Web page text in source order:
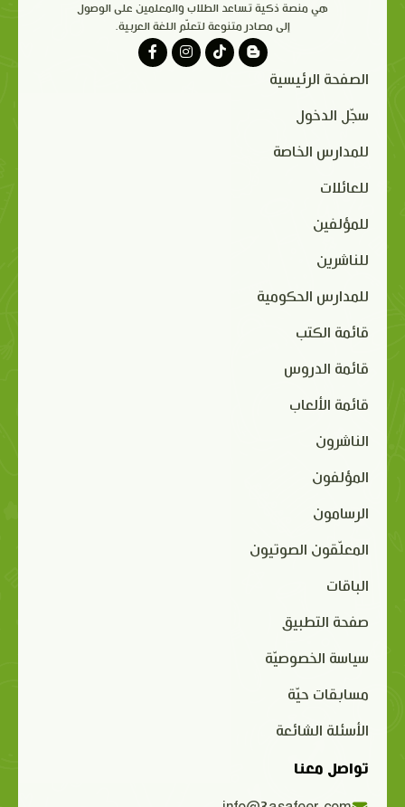
هي منصة ذكية تساعد الطلاب والمعلمين على الوصول
إلى مصادر متنوعة لتعلّم اللغة العربية.
الصفحة الرئيسية
سجّل الدخول
للمدارس الخاصة
للعائلات
للمؤلفين
للناشرين
للمدارس الحكومية
قائمة الكتب
قائمة الدروس
قائمة الألعاب
الناشرون
المؤلفون
الرسامون
المعلّقون الصوتيون
الباقات
صفحة التطبيق
سياسة الخصوصيّة
مسابقات حيّة
الأسئلة الشائعة
تواصل معنا